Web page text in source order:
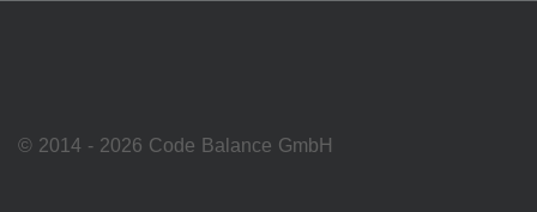
© 2014 - 2026 Code Balance GmbH